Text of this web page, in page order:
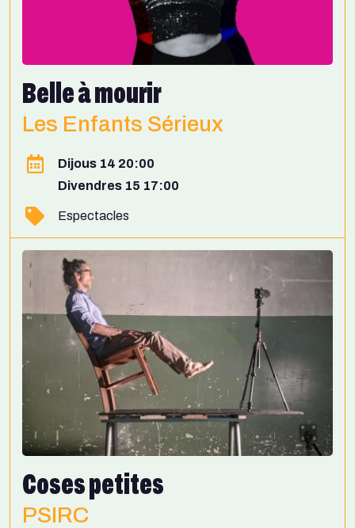
Belle à mourir
Les Enfants Sérieux
Dijous 14 20:00
Divendres 15 17:00
Espectacles
Coses petites
PSIRC